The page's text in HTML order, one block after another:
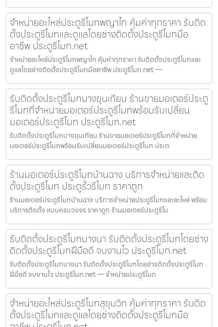
จำหน่ายอะไหล่ประตูรีโมทพญาไท คุ้มค่าทุกราคา รับติด
ตั้งประตูรีโมทและดูแลโดยช่างติดตั้งประตูรีโมทมือ
อาชีพ ประตูรีโมท.net
จำหน่ายอะไหล่ประตูรีโมทพญาไท คุ้มค่าทุกราคา รับติดตั้งประตูรีโมทและ
ดูแลโดยช่างติดตั้งประตูรีโมทมืออาชีพ ประตูรีโมท.net —
รับติดตั้งประตูรีโมทบางขุนเทียน ร้านขายมอเตอร์ประตู
รีโมทที่จำหน่ายมอเตอร์ประตูรีโมทพร้อมรับเปลี่ยน
มอเตอร์ประตูรีโมท ประตูรีโมท.net
รับติดตั้งประตูรีโมทบางขุนเทียน ร้านขายมอเตอร์ประตูรีโมทที่จำหน่าย
มอเตอร์ประตูรีโมทพร้อมรับเปลี่ยนมอเตอร์ประตูรีโมท ประต
ร้านมอเตอร์ประตูรีโมทบ้านฉาง บริการจำหน่ายและติด
ตั้งประตูรีโมท ประตูรั้วรีโมท ราคาถูก
ร้านมอเตอร์ประตูรีโมทบ้านฉาง บริการจำหน่ายประตูรีโมทและอะไหล่ พร้อม
บริการติดตั้ง แบบครบวงจร ราคาถูก ร้านมอเตอร์ประตูรีโม
รับติดตั้งประตูรีโมทบางนา รับติดตั้งประตูรีโมทโดยช่าง
ติดตั้งประตูรีโมทฝีมือดี จบงานไว ประตูรีโมท.net
รับติดตั้งประตูรีโมทบางนา รับติดตั้งประตูรีโมทโดยช่างติดตั้งประตูรีโมท
ฝีมือดี จบงานไว ประตูรีโมท.net — จำหน่ายประตูรีโมท
จำหน่ายอะไหล่ประตูรีโมทสุขุมวิท คุ้มค่าทุกราคา รับติด
ตั้งประตูรีโมทและดูแลโดยช่างติดตั้งประตูรีโมทมือ